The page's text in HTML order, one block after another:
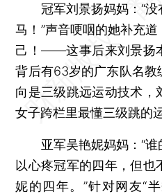
冠军刘景扬妈妈：“没
马！”声音哽咽的她补充
己！——这事后来刘景扬
背后有63岁的广东队名
向是三级跳远运动技术，
女子跨栏里最懂三级跳的
亚军吴艳妮妈妈：“谁
以心疼冠军的四年，但也
妮的四年。”针对网友“